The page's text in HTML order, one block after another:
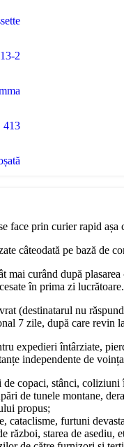
2
413
face prin curier rapid
câteodată pe bază de
mai curând după
în prima zi
(destinatarul nu
7 zile, după care revin
expedieri întârziate,
independente de
copaci, stânci,
de tunele montane,
propus;
cataclisme, furtuni
război, starea de